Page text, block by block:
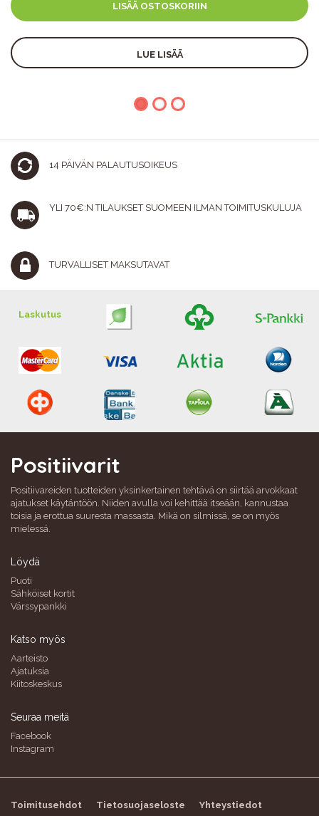
LISÄÄ OSTOSKORIIN
LUE LISÄÄ
14 PÄIVÄN PALAUTUSOIKEUS
YLI 70€:N TILAUKSET SUOMEEN ILMAN TOIMITUSKULUJA
TURVALLISET MAKSUTAVAT
Laskutus
Positiivarit
Positiivareiden tuotteiden yksinkertainen tehtävä on siirtää arvokkaat
ajatukset käytäntöön. Niiden avulla voi kehittää itseään, kannustaa
toisia ja erottua suuresta massasta. Mikä on silmissä, se on myös
mielessä.
Löydä
Puoti
Sähköiset kortit
Värssypankki
Katso myös
Aarteisto
Ajatuksia
Kiitoskeskus
Seuraa meitä
Facebook
Instagram
Toimitusehdot Tietosuojaseloste Yhteystiedot